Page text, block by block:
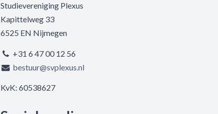
Studievereniging Plexus
Kapittelweg 33
6525 EN Nijmegen
+31 6 47 00 12 56
bestuur@svplexus.nl
KvK: 60538627